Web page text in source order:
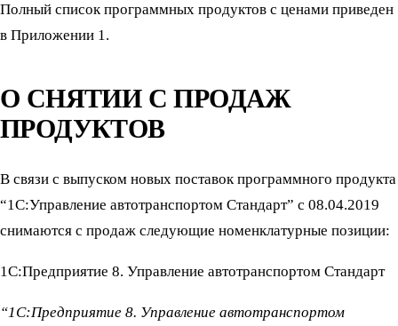
Полный список программных продуктов с ценами приведен
в Приложении 1.
О СНЯТИИ С ПРОДАЖ
ПРОДУКТОВ
В связи с выпуском новых поставок программного продукта
“1С:Управление автотранспортом Стандарт” с 08.04.2019
снимаются с продаж следующие номенклатурные позиции:
1С:Предприятие 8. Управление автотранспортом Стандарт
“1С:Предприятие 8. Управление автотранспортом